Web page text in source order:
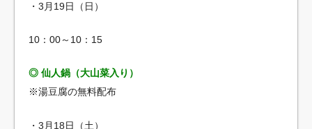
・3月19日（日）
10：00～10：15
◎ 仙人鍋（大山菜入り）
※湯豆腐の無料配布
・3月18日（土）